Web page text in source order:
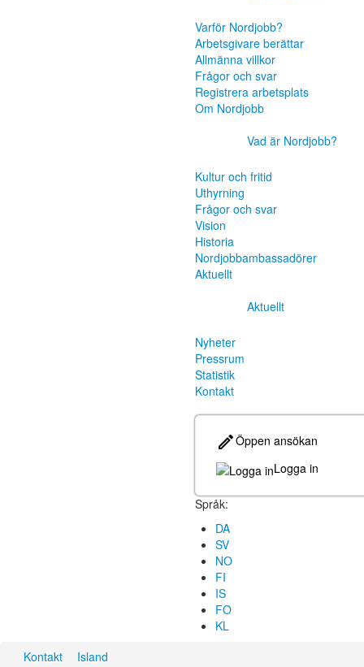
Varför Nordjobb?
Arbetsgivare berättar
Allmänna villkor
Frågor och svar
Registrera arbetsplats
Om Nordjobb
Vad är Nordjobb?
Kultur och fritid
Uthyrning
Frågor och svar
Vision
Historia
Nordjobbambassadörer
Aktuellt
Aktuellt
Nyheter
Pressrum
Statistik
Kontakt
Öppen ansökan
Logga in
Språk:
DA
SV
NO
FI
IS
FO
KL
Kontakt
Island